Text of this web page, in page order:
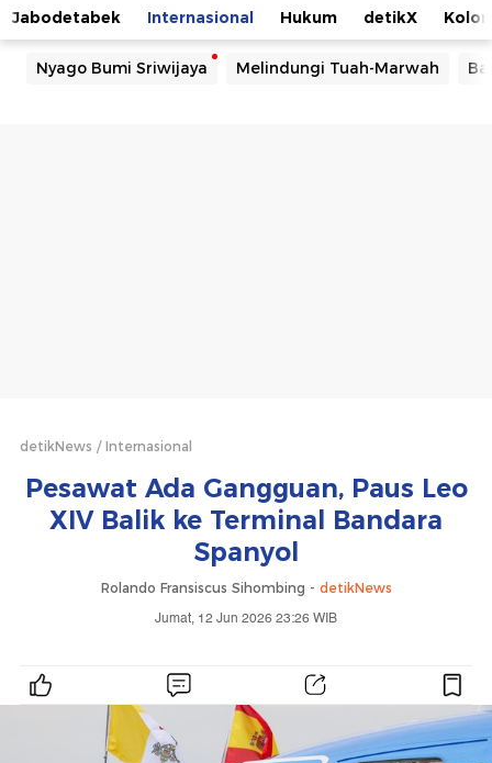
Jabodetabek Internasional Hukum detikX
Nyago Bumi Sriwijaya Melindungi Tuah-Marwah
detikNews Internasional
Pesawat Ada Gangguan, Paus Leo
XIV Balik ke Terminal Bandara
Spanyol
Rolando Fransiscus Sihombing - detikNews
Jumat, 12 Jun 2026 23:26 WIB